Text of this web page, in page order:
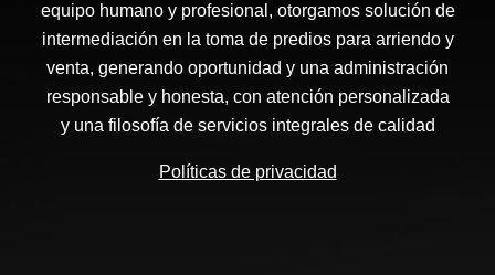
equipo humano y profesional, otorgamos solución de
intermediación en la toma de predios para arriendo y
venta, generando oportunidad y una administración
responsable y honesta, con atención personalizada
y una filosofía de servicios integrales de calidad
Políticas de privacidad